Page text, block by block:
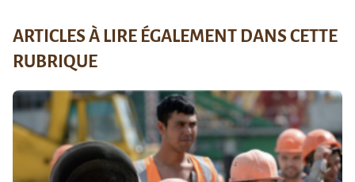
ARTICLES À LIRE ÉGALEMENT DANS CETTE
RUBRIQUE